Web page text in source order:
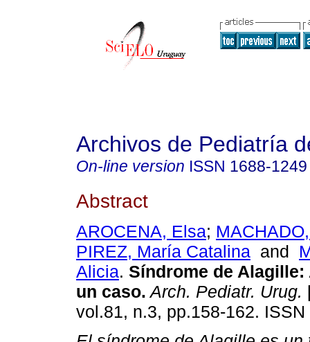
Archivos de Pediatría
On-line version ISSN 1688-1249
Abstract
AROCENA, Elsa;
PIREZ, María Catalina and
Alicia. Síndrome de
un caso. Arch. Pediatr. Urug.
vol.81, n.3, pp.158-162.